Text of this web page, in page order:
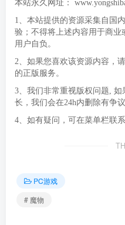
本站永久网址：
1、本站提供的资源采集自国
验；不得将上述内容用于商
用户自负。
2、如果您喜欢该资源内容，
的正版服务。
3、我们非常重视版权问题,
长，我们会在24h内删除有争议
4、如有疑问，可在菜单栏联系
PC游戏
# 魔物